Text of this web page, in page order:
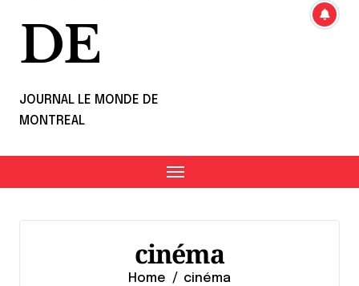
DE
JOURNAL LE MONDE DE
MONTREAL
cinéma
Home cinéma